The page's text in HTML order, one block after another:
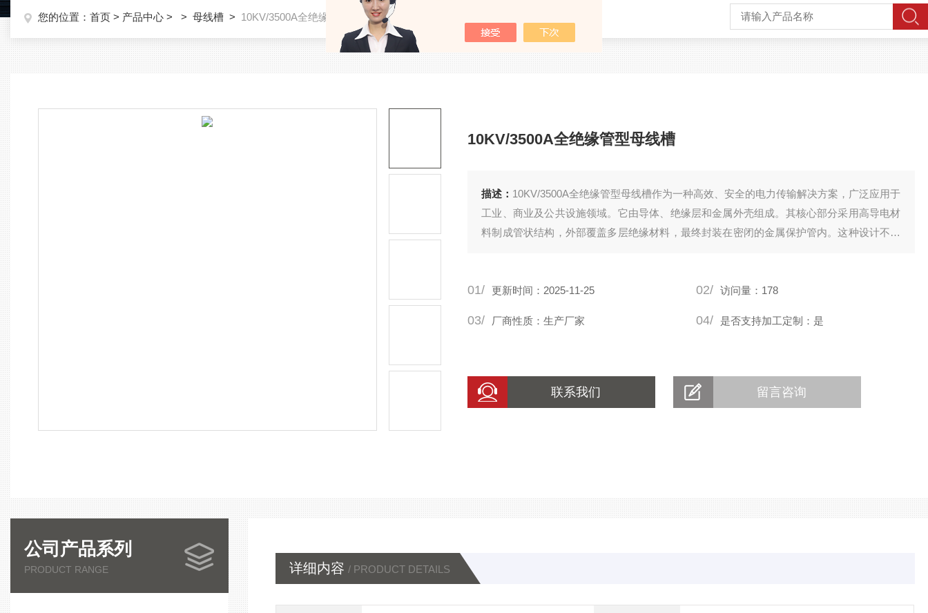
您的位置： 首页 > 产品中心 > > 母线槽 > 10KV/3500A全绝缘管型母线槽
10KV/3500A全绝缘管型母线槽
描述： 10KV/3500A全绝缘管型母线槽作为一种高效、安全的电力传输解决方案，广泛应用于
工业、商业及公共设施领域。它由导体、绝缘层和金属外壳组成。其核心部分采用高导电材
料制成管状结构，外部覆盖多层绝缘材料，最终封装在密闭的金属保护管内。这种设计不仅
01/ 更新时间：2025-11-25 02/ 访问量：178
03/ 厂商性质：生产厂家 04/ 是否支持加工定制：是
联系我们 留言咨询
公司产品系列
PRODUCT RANGE 详细内容 / PRODUCT DETAILS